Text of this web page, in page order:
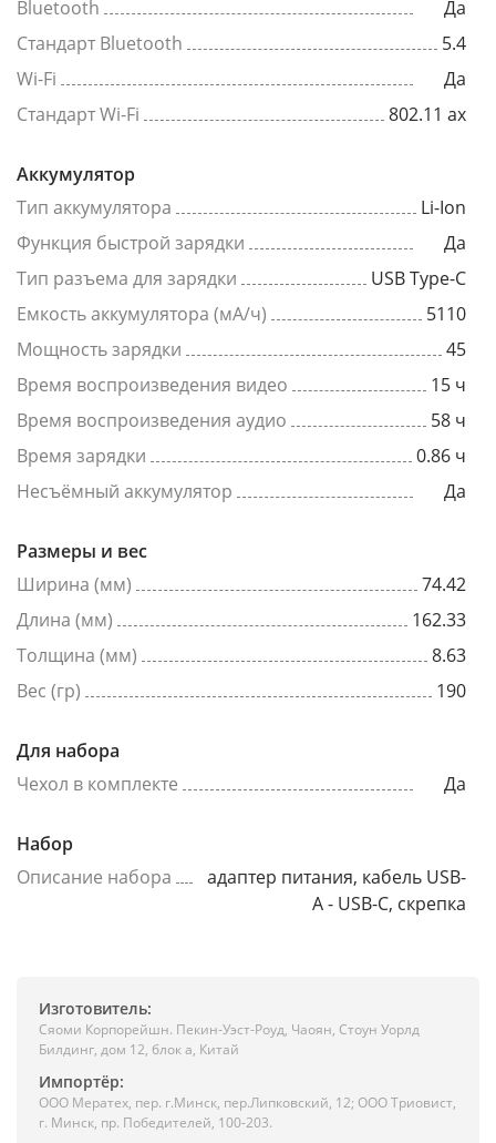
Bluetooth
Да
Стандарт Bluetooth
5.4
Wi-Fi
Да
Стандарт Wi-Fi
802.11 ax
Аккумулятор
Тип аккумулятора
Li-Ion
Функция быстрой зарядки
Да
Тип разъема для зарядки
USB Type-C
Емкость аккумулятора (мА/ч)
5110
Мощность зарядки
45
Время воспроизведения видео
15 ч
Время воспроизведения аудио
58 ч
Время зарядки
0.86 ч
Несъёмный аккумулятор
Да
Размеры и вес
Ширина (мм)
74.42
Длина (мм)
162.33
Толщина (мм)
8.63
Вес (гр)
190
Для набора
Чехол в комплекте
Да
Набор
Описание набора
адаптер питания, кабель USB-
A - USB-C, скрепка
Изготовитель:
Сяоми Корпорейшн. Пекин-Уэст-Роуд, Чаоян, Стоун Уорлд
Билдинг, дом 12, блок а, Китай
Импортёр:
ООО Мератех, пер. г.Минск, пер.Липковский, 12; ООО Триовист,
г. Минск, пр. Победителей, 100-203.